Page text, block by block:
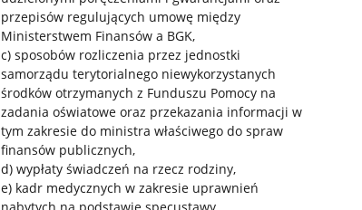
przepisów regulujących umowę między
Ministerstwem Finansów a BGK,
c) sposobów rozliczenia przez jednostki
samorządu terytorialnego niewykorzystanych
środków otrzymanych z Funduszu Pomocy na
zadania oświatowe oraz przekazania informacji w
tym zakresie do ministra właściwego do spraw
finansów publicznych,
d) wypłaty świadczeń na rzecz rodziny,
e) kadr medycznych w zakresie uprawnień